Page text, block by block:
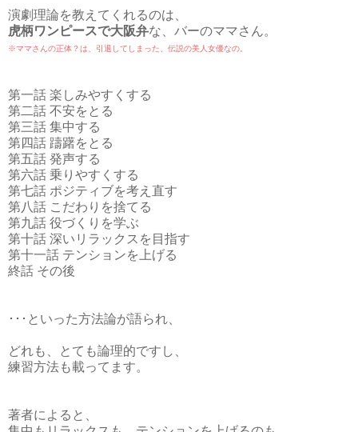
演劇理論を教えてくれるのは、
虎柄ワンピースで大阪弁な、バーのママさん。
※ママさんの正体？は、引退してしまった、伝説の美人女優なの。
第一話 楽しみやすくする
第二話 不安をとる
第三話 集中する
第四話 躊躇をとる
第五話 発声する
第六話 乗りやすくする
第七話 ポジティブを考え直す
第八話 こだわりを捨てる
第九話 役づくりを学ぶ
第十話 深いリラックスを目指す
第十一話 テンションを上げる
終話 その後
･･･といった方法論が語られ、
どれも、とても論理的ですし、
練習方法も載ってます。
著者によると、